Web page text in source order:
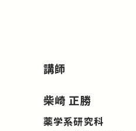
講師
柴崎 正勝
薬学系研究科